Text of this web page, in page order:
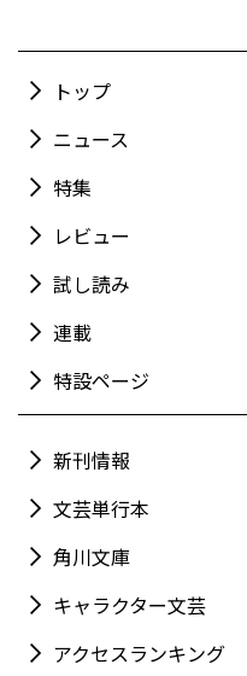
トップ
ニュース
特集
レビュー
試し読み
連載
特設ページ
新刊情報
文芸単行本
角川文庫
キャラクター文芸
アクセスランキング